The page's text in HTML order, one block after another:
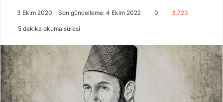
3 Ekim 2020 Son güncelleme: 4 Ekim 2022 0 3.723
5 dakika okuma süresi